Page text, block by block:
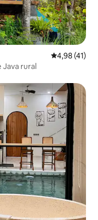
Évaluation
4,98 (41)
Java rural